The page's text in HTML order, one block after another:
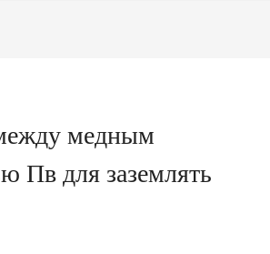
медным
Пв для заземлять